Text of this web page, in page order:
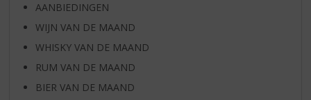
AANBIEDINGEN
WIJN VAN DE MAAND
WHISKY VAN DE MAAND
RUM VAN DE MAAND
BIER VAN DE MAAND